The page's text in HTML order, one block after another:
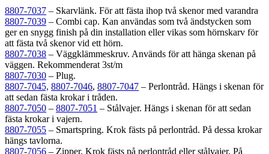
8807-7037 – Skarvlänk. För att fästa ihop två skenor med varandra
8807-7039 – Combi cap. Kan användas som två ändstycken som
ger en snygg finish på din installation eller vikas som hörnskarv för
att fästa två skenor vid ett hörn.
8807-7038 – Väggklämmeskruv. Används för att hänga skenan på
väggen. Rekommenderat 3st/m
8807-7030 – Plug.
8807-7045, 8807-7046, 8807-7047 – Perlontråd. Hängs i skenan för
att sedan fästa krokar i tråden.
8807-7050 – 8807-7051 – Stålvajer. Hängs i skenan för att sedan
fästa krokar i vajern.
8807-7055 – Smartspring. Krok fästs på perlontråd. På dessa krokar
hängs tavlorna.
8807-7056 – Zipper. Krok fästs på perlontråd eller stålvajer. På